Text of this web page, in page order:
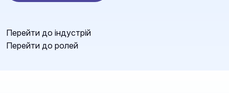
Перейти до індустрій
Перейти до ролей